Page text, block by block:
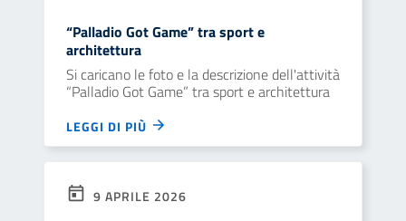
“Palladio Got Game” tra sport e
architettura
Si caricano le foto e la descrizione dell'attività
“Palladio Got Game” tra sport e architettura
LEGGI DI PIÙ
9 APRILE 2026